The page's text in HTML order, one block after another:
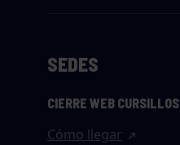
SEDES
CIERRE WEB CURSILLOS
Cómo llegar